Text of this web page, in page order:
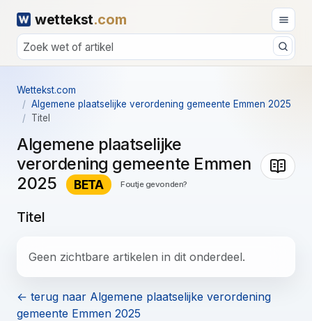
wettekst.com
Wettekst.com
Algemene plaatselijke verordening gemeente Emmen 2025
Titel
Algemene plaatselijke
verordening gemeente Emmen
2025
BETA Foutje gevonden?
Titel
Geen zichtbare artikelen in dit onderdeel.
← terug naar Algemene plaatselijke verordening
gemeente Emmen 2025